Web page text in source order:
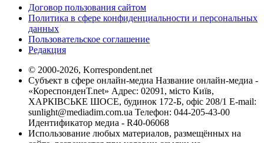
Договор пользования сайтом
Политика в сфере конфиденциальности и персональных
данных
Пользовательское соглашение
Редакция
© 2000-2026, Korrespondent.net
Субъект в сфере онлайн-медиа Название онлайн-медиа -
«КореспонденТ.net» Адрес: 02091, місто Київ,
ХАРКІВСЬКЕ ШОСЕ, будинок 172-Б, офіс 208/1 E-mail:
sunlight@mediadim.com.ua Телефон: 044-205-43-00
Идентификатор медиа - R40-06068
Использование любых материалов, размещённых на